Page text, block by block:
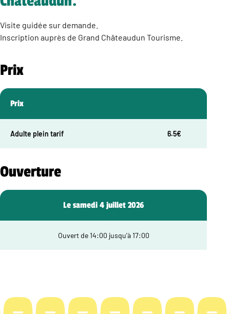
Visite guidée sur demande.
Inscription auprès de Grand Châteaudun Tourisme.
Prix
Prix
Adulte plein tarif 6.5€
Ouverture
Le samedi 4 juillet 2026
Ouvert de 14:00 jusqu’à 17:00